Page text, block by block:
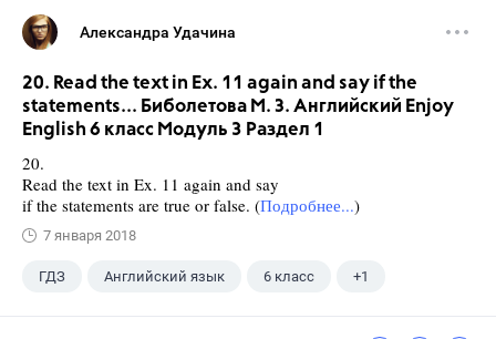
Александра Удачина
20. Read the text in Ex. 11 again and say if the
statements... Биболетова М. З. Английский Enjoy
English 6 класс Модуль 3 Раздел 1
20.
Read the text in Ex. 11 again and say
if the statements are true or false. (Подробнее...)
7 января 2018
ГДЗ Английский язык 6 класс +1